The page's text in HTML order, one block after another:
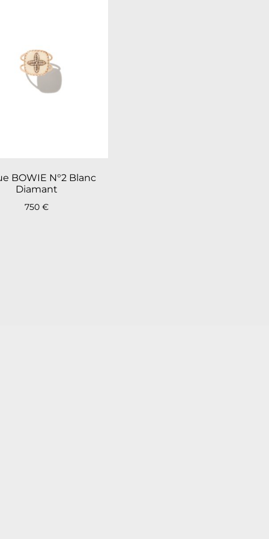
BOWIE N°2 Blanc
Diamant
750 €